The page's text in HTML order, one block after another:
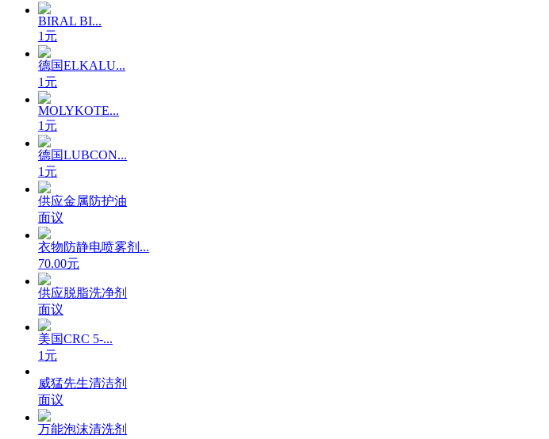
BIRAL BI...
1元
德国ELKALU...
1元
MOLYKOTE...
1元
德国LUBCON...
1元
供应金属防护油
面议
衣物防静电喷雾剂...
70.00元
供应脱脂洗净剂
面议
美国CRC 5-...
1元
威猛先生清洁剂
面议
万能泡沫清洗剂